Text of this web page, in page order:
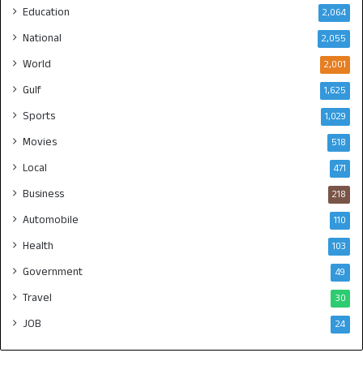
Education 2,064
National 2,055
World 2,001
Gulf 1,625
Sports 1,029
Movies 518
Local 471
Business 218
Automobile 110
Health 103
Government 49
Travel 30
JOB 24